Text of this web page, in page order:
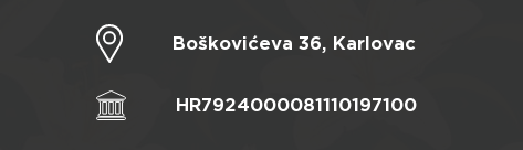
Boškovićeva 36, Karlovac
HR7924000081110197100